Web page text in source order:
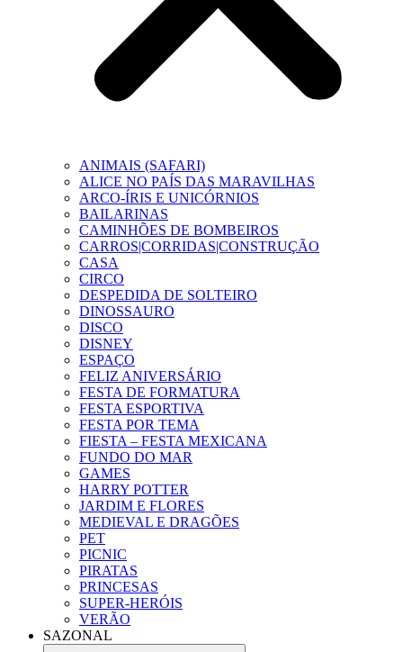
ANIMAIS (SAFARI)
ALICE NO PAÍS DAS MARAVILHAS
ARCO-ÍRIS E UNICÓRNIOS
BAILARINAS
CAMINHÕES DE BOMBEIROS
CARROS|CORRIDAS|CONSTRUÇÃO
CASA
CIRCO
DESPEDIDA DE SOLTEIRO
DINOSSAURO
DISCO
DISNEY
ESPAÇO
FELIZ ANIVERSÁRIO
FESTA DE FORMATURA
FESTA ESPORTIVA
FESTA POR TEMA
FIESTA – FESTA MEXICANA
FUNDO DO MAR
GAMES
HARRY POTTER
JARDIM E FLORES
MEDIEVAL E DRAGÕES
PET
PICNIC
PIRATAS
PRINCESAS
SUPER-HERÓIS
VERÃO
SAZONAL